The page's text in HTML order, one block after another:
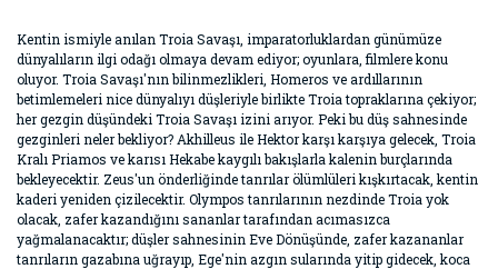
Kentin ismiyle anılan Troia Savaşı, imparatorluklardan günümüze
dünyalıların ilgi odağı olmaya devam ediyor; oyunlara, filmlere konu
oluyor. Troia Savaşı'nın bilinmezlikleri, Homeros ve ardıllarının
betimlemeleri nice dünyalıyı düşleriyle birlikte Troia topraklarına çekiyor;
her gezgin düşündeki Troia Savaşı izini arıyor. Peki bu düş sahnesinde
gezginleri neler bekliyor? Akhilleus ile Hektor karşı karşıya gelecek, Troia
Kralı Priamos ve karısı Hekabe kaygılı bakışlarla kalenin burçlarında
bekleyecektir. Zeus'un önderliğinde tanrılar ölümlüleri kışkırtacak, kentin
kaderi yeniden çizilecektir. Olympos tanrılarının nezdinde Troia yok
olacak, zafer kazandığını sananlar tarafından acımasızca
yağmalanacaktır; düşler sahnesinin Eve Dönüşünde, zafer kazananlar
tanrıların gazabına uğrayıp, Ege'nin azgın sularında yitip gidecek, koca